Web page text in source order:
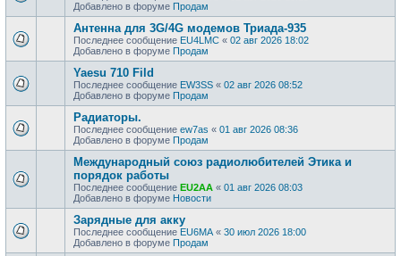
Добавлено в форуме Продам
Антенна для 3G/4G модемов Триада-935
Последнее сообщение EU4LMC « 02 авг 2026 18:02
Добавлено в форуме Продам
Yaesu 710 Fild
Последнее сообщение EW3SS « 02 авг 2026 08:52
Добавлено в форуме Продам
Радиаторы.
Последнее сообщение ew7as « 01 авг 2026 08:36
Добавлено в форуме Продам
Международный союз радиолюбителей Этика и
порядок работы
Последнее сообщение EU2AA « 01 авг 2026 08:03
Добавлено в форуме Новости
Зарядные для акку
Последнее сообщение EU6MA « 30 июл 2026 18:00
Добавлено в форуме Продам